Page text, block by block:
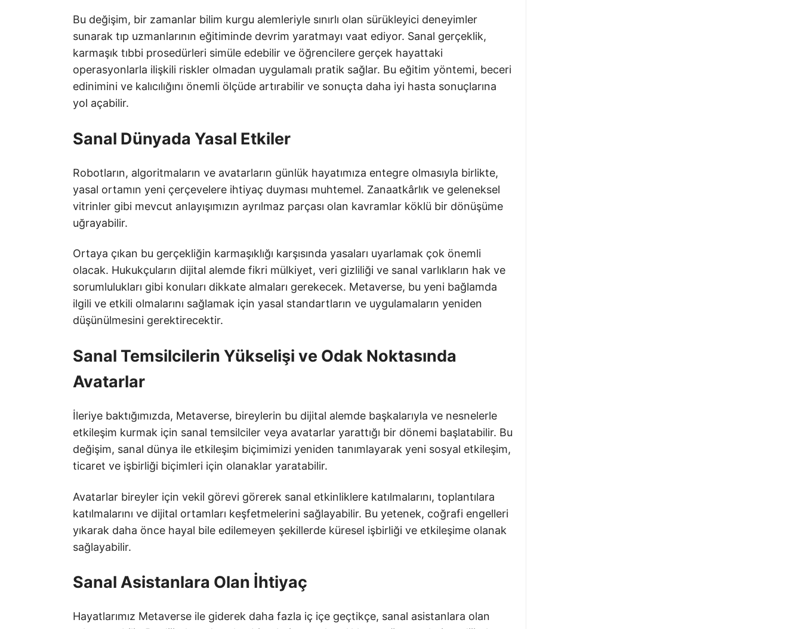
Bu değişim, bir zamanlar bilim kurgu alemleriyle sınırlı olan sürükleyici deneyimler
sunarak tıp uzmanlarının eğitiminde devrim yaratmayı vaat ediyor. Sanal gerçeklik,
karmaşık tıbbi prosedürleri simüle edebilir ve öğrencilere gerçek hayattaki
operasyonlarla ilişkili riskler olmadan uygulamalı pratik sağlar. Bu eğitim yöntemi, beceri
edinimini ve kalıcılığını önemli ölçüde artırabilir ve sonuçta daha iyi hasta sonuçlarına
yol açabilir.
Sanal Dünyada Yasal Etkiler
Robotların, algoritmaların ve avatarların günlük hayatımıza entegre olmasıyla birlikte,
yasal ortamın yeni çerçevelere ihtiyaç duyması muhtemel. Zanaatkârlık ve geleneksel
vitrinler gibi mevcut anlayışımızın ayrılmaz parçası olan kavramlar köklü bir dönüşüme
uğrayabilir.
Ortaya çıkan bu gerçekliğin karmaşıklığı karşısında yasaları uyarlamak çok önemli
olacak. Hukukçuların dijital alemde fikri mülkiyet, veri gizliliği ve sanal varlıkların hak ve
sorumlulukları gibi konuları dikkate almaları gerekecek. Metaverse, bu yeni bağlamda
ilgili ve etkili olmalarını sağlamak için yasal standartların ve uygulamaların yeniden
düşünülmesini gerektirecektir.
Sanal Temsilcilerin Yükselişi ve Odak Noktasında
Avatarlar
İleriye baktığımızda, Metaverse, bireylerin bu dijital alemde başkalarıyla ve nesnelerle
etkileşim kurmak için sanal temsilciler veya avatarlar yarattığı bir dönemi başlatabilir. Bu
değişim, sanal dünya ile etkileşim biçimimizi yeniden tanımlayarak yeni sosyal etkileşim,
ticaret ve işbirliği biçimleri için olanaklar yaratabilir.
Avatarlar bireyler için vekil görevi görerek sanal etkinliklere katılmalarını, toplantılara
katılmalarını ve dijital ortamları keşfetmelerini sağlayabilir. Bu yetenek, coğrafi engelleri
yıkarak daha önce hayal bile edilemeyen şekillerde küresel işbirliği ve etkileşime olanak
sağlayabilir.
Sanal Asistanlara Olan İhtiyaç
Hayatlarımız Metaverse ile giderek daha fazla iç içe geçtikçe, sanal asistanlara olan